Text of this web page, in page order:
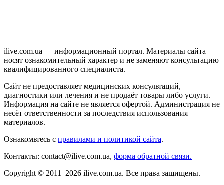
ilive.com.ua — информационный портал. Материалы сайта
носят ознакомительный характер и не заменяют консультацию
квалифицированного специалиста.
Сайт не предоставляет медицинских консультаций,
диагностики или лечения и не продаёт товары либо услуги.
Информация на сайте не является офертой. Администрация не
несёт ответственности за последствия использования
материалов.
Ознакомьтесь с правилами и политикой сайта.
Контакты: contact@ilive.com.ua, форма обратной связи.
Copyright © 2011–2026 ilive.com.ua. Все права защищены.